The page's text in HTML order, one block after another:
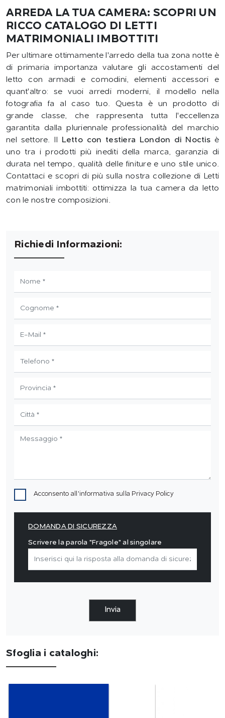
ARREDA LA TUA CAMERA: SCOPRI UN
RICCO CATALOGO DI LETTI
MATRIMONIALI IMBOTTITI
Per ultimare ottimamente l'arredo della tua zona notte è
di primaria importanza valutare gli accostamenti del
letto con armadi e comodini, elementi accessori e
quant'altro: se vuoi arredi moderni, il modello nella
fotografia fa al caso tuo. Questa è un prodotto di
grande classe, che rappresenta tutta l'eccellenza
garantita dalla pluriennale professionalità del marchio
nel settore. Il
Letto con testiera London di Noctisè
uno tra i prodotti più inediti della marca, garanzia di
durata nel tempo, qualità delle finiture e uno stile unico.
Contattaci e scopri di più sulla nostra collezione di Letti
matrimoniali imbottiti: ottimizza la tua camera da letto
con le nostre composizioni.
Richiedi Informazioni:
Acconsento all'informativa sulla Privacy Policy
DOMANDA DI SICUREZZA
Scrivere la parola "Fragole" al singolare
Invia
Sfoglia i cataloghi: